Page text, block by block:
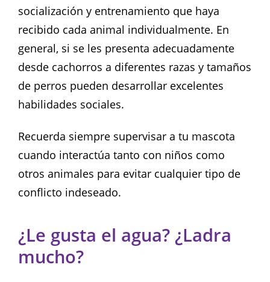
socialización y entrenamiento que haya
recibido cada animal individualmente. En
general, si se les presenta adecuadamente
desde cachorros a diferentes razas y tamaños
de perros pueden desarrollar excelentes
habilidades sociales.
Recuerda siempre supervisar a tu mascota
cuando interactúa tanto con niños como
otros animales para evitar cualquier tipo de
conflicto indeseado.
¿Le gusta el agua? ¿Ladra
mucho?